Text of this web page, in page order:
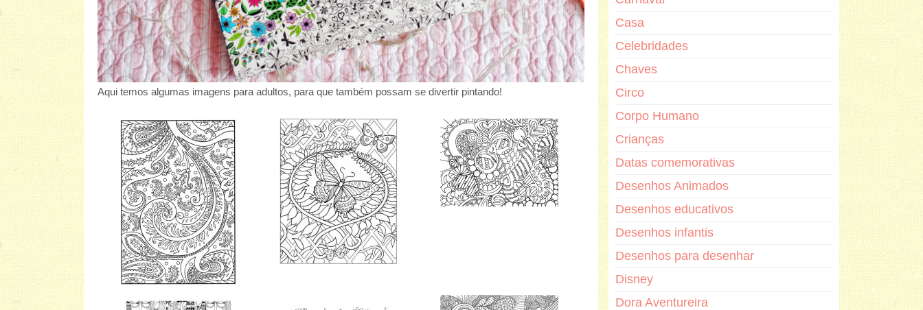
Aqui temos algumas imagens para adultos, para que também possam se divertir pintando!
Casa
Celebridades
Chaves
Circo
Corpo Humano
Crianças
Datas comemorativas
Desenhos Animados
Desenhos educativos
Desenhos infantis
Desenhos para desenhar
Disney
Dora Aventureira